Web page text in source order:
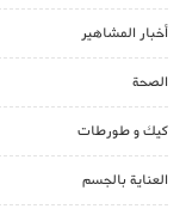
أخبار المشاهير
الصحة
كيك و طورطات
العناية بالجسم